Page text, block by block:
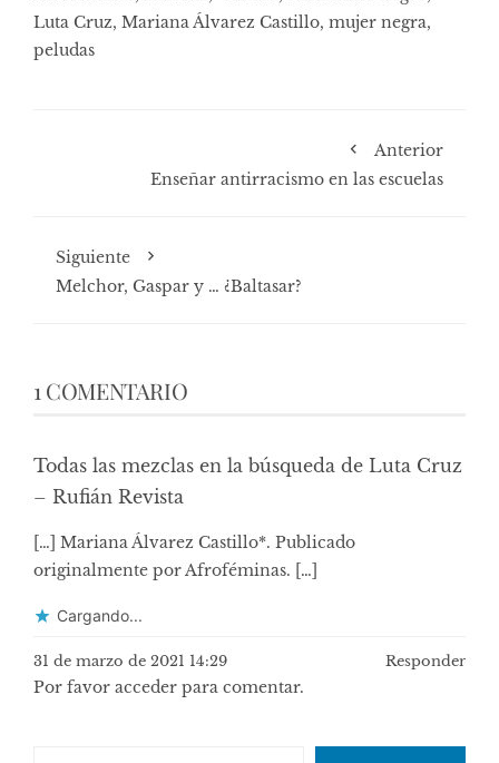
Luta Cruz, Mariana Álvarez Castillo, mujer negra,
peludas
Anterior
Enseñar antirracismo en las escuelas
Siguiente
Melchor, Gaspar y … ¿Baltasar?
1 COMENTARIO
Todas las mezclas en la búsqueda de Luta Cruz
– Rufián Revista
[…] Mariana Álvarez Castillo*. Publicado
originalmente por Afroféminas. […]
Cargando...
31 de marzo de 2021 14:29 Responder
Por favor acceder para comentar.